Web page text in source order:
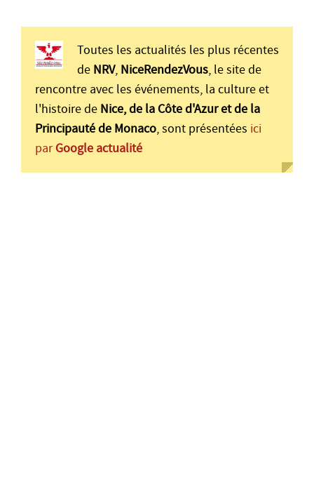
Toutes les actualités les plus récentes
de NRV, NiceRendezVous, le site de
rencontre avec les événements, la culture et
l'histoire de Nice, de la Côte d'Azur et de la
Principauté de Monaco, sont présentées ici
par Google actualité